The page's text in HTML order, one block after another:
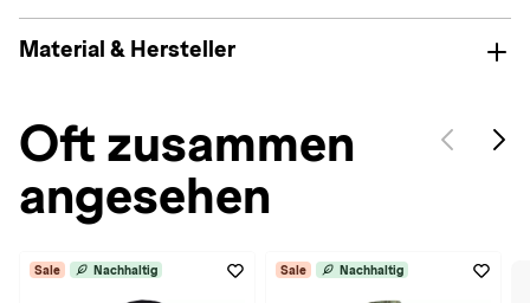
Material & Hersteller
Oft zusammen
angesehen
Sale Nachhaltig Sale Nachhaltig